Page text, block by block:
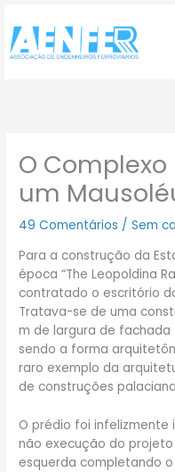
para
conteúdo
O
um
49 Comentários /Sem
Para a construção da
época “The Leopoldina
contratado o escritório
Tratava-se de uma
m de largura de
sendo a forma
raro exemplo da
de construções
O prédio foi infelizmente
não execução do
esquerda completando